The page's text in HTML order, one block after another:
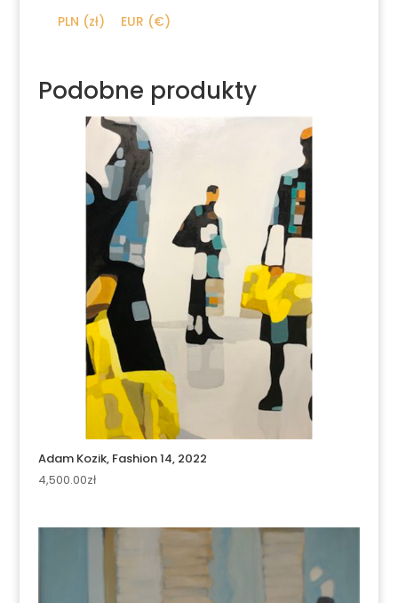
classe,
PLN (zł) EUR (€)
Podobne produkty
Adam Kozik, Fashion 14, 2022
4,500.00zł